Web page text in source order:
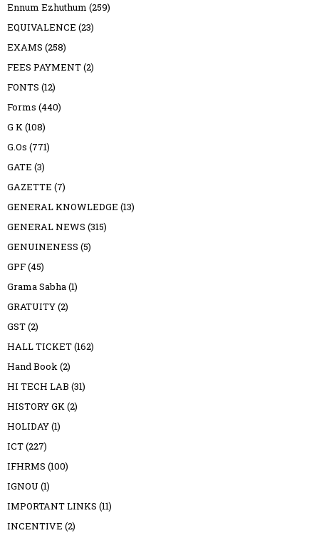
Ennum Ezhuthum (259)
EQUIVALENCE (23)
EXAMS (258)
FEES PAYMENT(2)
FONTS (12)
Forms (440)
G K(108)
G.Os (771)
GATE (3)
GAZETTE (7)
GENERAL KNOWLEDGE (13)
GENERAL NEWS (315)
GENUINENESS (5)
GPF(45)
Grama Sabha(1)
GRATUITY(2)
GST(2)
HALL TICKET(162)
Hand Book(2)
HI TECH LAB (31)
HISTORY GK(2)
HOLIDAY(1)
ICT(227)
IFHRMS (100)
IGNOU (1)
IMPORTANT LINKS (11)
INCENTIVE (2)